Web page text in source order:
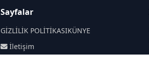
Sayfalar
GİZLİLİK POLİTİKASIKÜNYE
İletişim